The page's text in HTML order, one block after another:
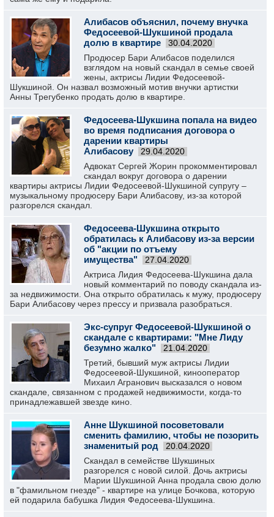
Алибасов объяснил, почему внучка
Федосеевой-Шукшиной продала
долю в квартире
30.04.2020
Продюсер Бари Алибасов поделился
взглядом на новый скандал в семье своей
жены, актрисы Лидии Федосеевой-
Шукшиной. Он назвал возможный мотив внучки артистки
Анны Трегубенко продать долю в квартире.
Федосеева-Шукшина попала на видео
во время подписания договора о
дарении квартиры
Алибасову
29.04.2020
Адвокат Сергей Жорин прокомментировал
скандал вокруг договора о дарении
квартиры актрисы Лидии Федосеевой-Шукшиной супругу –
музыкальному продюсеру Бари Алибасову, из-за которой
разгорелся скандал.
Федосеева-Шукшина открыто
обратилась к Алибасову из-за версии
об "акции по отъему
имущества"
27.04.2020
Актриса Лидия Федосеева-Шукшина дала
новый комментарий по поводу скандала из-
за недвижимости. Она открыто обратилась к мужу, продюсеру
Бари Алибасову через прессу и призвала разобраться.
Экс-супруг Федосеевой-Шукшиной о
скандале с квартирами: "Мне Лиду
безумно жалко"
21.04.2020
Третий, бывший муж актрисы Лидии
Федосеевой-Шукшиной, кинооператор
Михаил Агранович высказался о новом
скандале, связанном с продажей недвижимости, когда-то
принадлежавшей звезде кино.
Анне Шукшиной посоветовали
сменить фамилию, чтобы не позорить
знаменитый род
20.04.2020
Скандал в семействе Шукшиных
разгорелся с новой силой. Дочь актрисы
Марии Шукшиной Анна продала свою долю
в "фамильном гнезде" - квартире на улице Бочкова, которую
ей подарила бабушка Лидия Федосеева-Шукшина.